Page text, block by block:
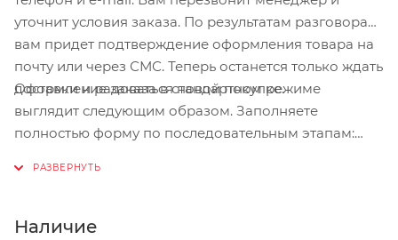
уточнит условия заказа. По результатам разговора
вам придет подтверждение оформления товара на
почту или через СМС. Теперь останется только ждать
доставки и радоваться новой покупке.
Оформление заказа в стандартном режиме
выглядит следующим образом. Заполняете
полностью форму по последовательным этапам:
Нажмите кнопку «Оформить заказ».
Наличие